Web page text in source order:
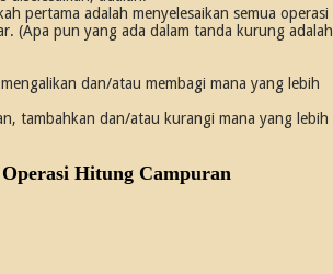
pertama adalah menyelesaikan semua operasi
(Apa pun yang ada dalam tanda kurung adalah
dan/atau membagi mana yang lebih
tambahkan dan/atau kurangi mana yang lebih
Operasi Hitung Campuran